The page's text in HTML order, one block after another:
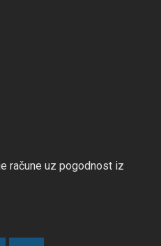
račune uz pogodnost iz